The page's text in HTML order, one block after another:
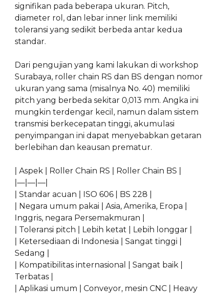
signifikan pada beberapa ukuran. Pitch,
diameter rol, dan lebar inner link memiliki
toleransi yang sedikit berbeda antar kedua
standar.
Dari pengujian yang kami lakukan di workshop
Surabaya, roller chain RS dan BS dengan nomor
ukuran yang sama (misalnya No. 40) memiliki
pitch yang berbeda sekitar 0,013 mm. Angka ini
mungkin terdengar kecil, namun dalam sistem
transmisi berkecepatan tinggi, akumulasi
penyimpangan ini dapat menyebabkan getaran
berlebihan dan keausan prematur.
| Aspek | Roller Chain RS | Roller Chain BS |
|—|—|—|
| Standar acuan | ISO 606 | BS 228 |
| Negara umum pakai | Asia, Amerika, Eropa |
Inggris, negara Persemakmuran |
| Toleransi pitch | Lebih ketat | Lebih longgar |
| Ketersediaan di Indonesia | Sangat tinggi |
Sedang |
| Kompatibilitas internasional | Sangat baik |
Terbatas |
| Aplikasi umum | Conveyor, mesin CNC | Heavy